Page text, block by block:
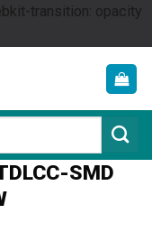
transition: opacity
SMD